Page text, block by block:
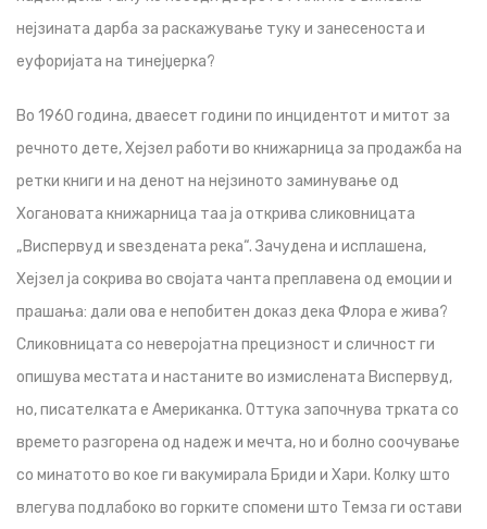
нејзината дарба за раскажување туку и занесеноста и
еуфоријата на тинејџерка?
Во 1960 година, дваесет години по инцидентот и митот за
речното дете, Хејзел работи во книжарница за продажба на
ретки книги и на денот на нејзиното заминување од
Хогановата книжарница таа ја открива сликовницата
„Виспервуд и ѕвездената река“. Зачудена и исплашена,
Хејзел ја сокрива во својата чанта преплавена од емоции и
прашања: дали ова е непобитен доказ дека Флора е жива?
Сликовницата со неверојатна прецизност и сличност ги
опишува местата и настаните во измислената Виспервуд,
но, писателката е Американка. Оттука започнува трката со
времето разгорена од надеж и мечта, но и болно соочување
со минатото во кое ги вакумирала Бриди и Хари. Колку што
влегува подлабоко во горките спомени што Темза ги остави